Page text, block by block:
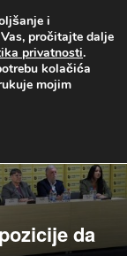
da
i
pročitajte dalje
privatnosti.
kolačića
mojim